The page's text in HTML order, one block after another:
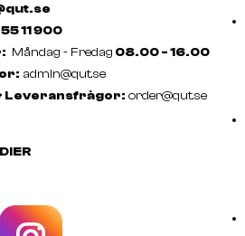
11 900
Måndag - Fredag 08.00 - 16.00
admin@qut.se
Leveransfrågor: order@qut.se